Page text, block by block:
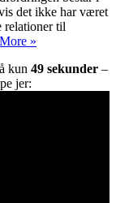
det ikke har været
relationer til
»
og
kun 49 sekunder –
jer: